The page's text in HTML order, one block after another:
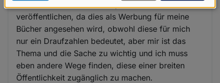
und ich darf diese hier in hpd nicht
veröffentlichen, da dies als Werbung für meine
Bücher angesehen wird, obwohl diese für mich
nur ein Draufzahlen bedeutet, aber mir ist das
Thema und die Sache zu wichtig und ich muss
eben andere Wege finden, diese einer breiten
Öffentlichkeit zugänglich zu machen.
Daten
und
Cookies